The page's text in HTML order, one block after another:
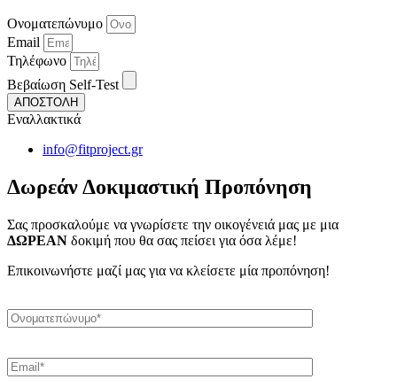
Ονοματεπώνυμο
Email
Τηλέφωνο
Βεβαίωση Self-Test
ΑΠΟΣΤΟΛΗ
Εναλλακτικά
info@fitproject.gr
Δωρεάν Δοκιμαστική Προπόνηση
Σας προσκαλούμε να γνωρίσετε την οικογένειά μας με μια
ΔΩΡΕΑΝ δοκιμή που θα σας πείσει για όσα λέμε!
Επικοινωνήστε μαζί μας για να κλείσετε μία προπόνηση!